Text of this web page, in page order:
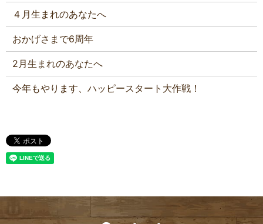
４月生まれのあなたへ
おかげさまで6周年
2月生まれのあなたへ
今年もやります、ハッピースタート大作戦！